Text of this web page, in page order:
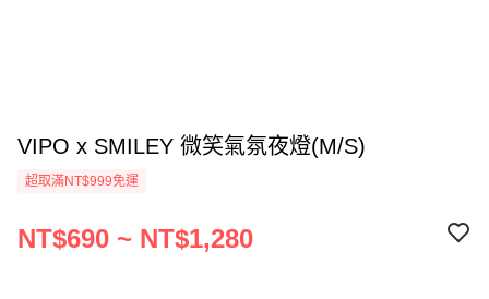
VIPO x SMILEY 微笑氣氛夜燈(M/S)
超取滿NT$999免運
NT$690 ~ NT$1,280